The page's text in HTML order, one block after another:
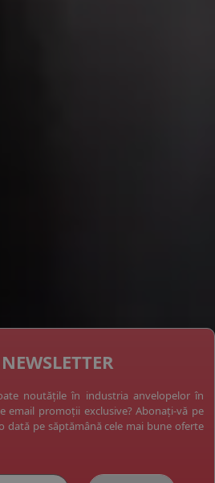
NEWSLETTER
noutățile în industria anvelopelor în
email promoții exclusive? Abonați-vă pe
dată pe săptămână cele mai bune oferte